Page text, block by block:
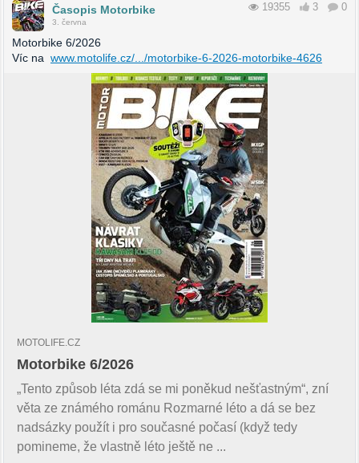
Časopis Motorbike
3. června
19355 3 0
Motorbike 6/2026
Víc na www.motolife.cz/.../motorbike-6-2026-motorbike-4626
MOTOLIFE.CZ
Motorbike 6/2026
„Tento způsob léta zdá se mi poněkud nešťastným“, zní
věta ze známého románu Rozmarné léto a dá se bez
nadsázky použít i pro současné počasí (když tedy
pomineme, že vlastně léto ještě ne ...